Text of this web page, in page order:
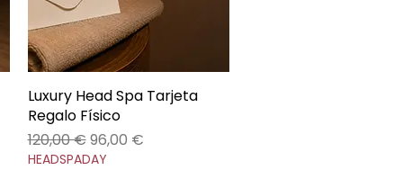
Vista rápida
Luxury Head Spa Tarjeta
Regalo Físico
Precio
120,00 €Precio de oferta
96,00 €
HEADSPADAY